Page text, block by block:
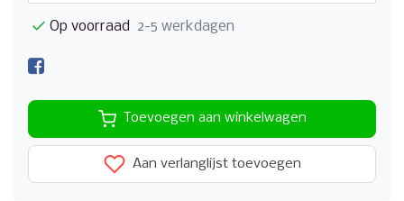
Op voorraad 2-5 werkdagen
Toevoegen aan winkelwagen
Aan verlanglijst toevoegen